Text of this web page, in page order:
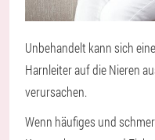
Unbehandelt kann sich
Harnleiter auf die Nieren
verursachen.
Wenn häufiges und